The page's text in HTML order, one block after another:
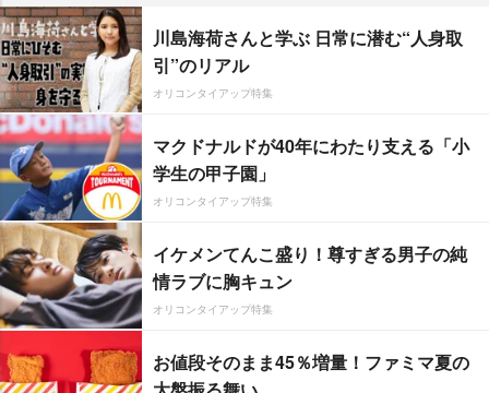
川島海荷さんと学ぶ 日常に潜む“人身取
引”のリアル
オリコンタイアップ特集
マクドナルドが40年にわたり支える「小
学生の甲子園」
オリコンタイアップ特集
イケメンてんこ盛り！尊すぎる男子の純
情ラブに胸キュン
オリコンタイアップ特集
お値段そのまま45％増量！ファミマ夏の